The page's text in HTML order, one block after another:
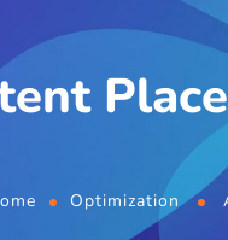
Optimization